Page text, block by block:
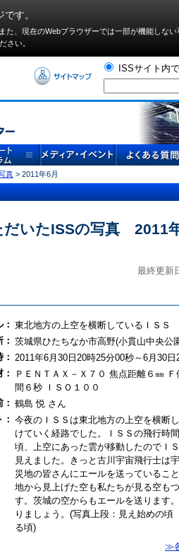
す。
、現在のWebブラウザーでは⼀部が機能しない
さい。
ISSサイト内で
真 > 2011年6月
だいたISSの写真 2011
最終更新
東北地方の上空を横断しているＩＳＳ
茨城県ひたちなか市高野(小貫山中央公
2011年6月30日20時25分00秒～6月30日
ＰＥＮＴＡＸ－Ｘ７０ 焦点距離６㎜
間６秒 ＩＳＯ１００
鶴島 悦 さん
今夜のＩＳＳは東北地方の上空を横断
けていく経路でした。ＩＳＳの飛行時
頃、上空にあった雲が移動したのでＩ
見えました。きっと古川宇宙飛行士は
災地の皆さんにエールを送っているこ
地から見上げた空も私たちが見る空も
す。茨城の空からもエールを送ります
りましょう。(写真上段：見え始めの
る頃)
≫